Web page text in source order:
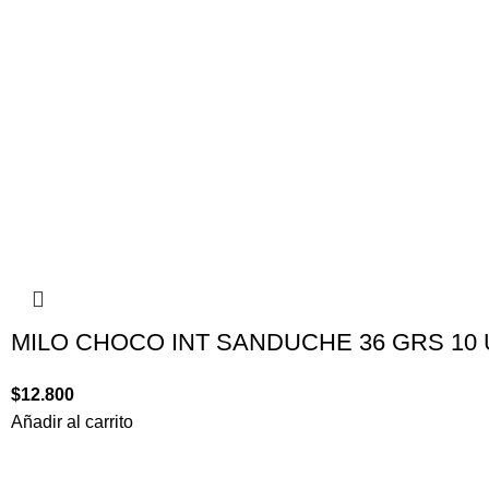
MILO CHOCO INT SANDUCHE 36 GRS 10
$12.800
Añadir al carrito